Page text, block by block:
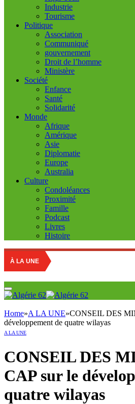
Industrie
Tourisme
Politique
Association
Communiqué
gouvernement
Droit de l’homme
Ministère
Société
Enfance
Santé
Solidarité
Monde
Afrique
Amérique
Asie
Diplomatie
Europe
Australia
Culture
Condoléances
Proximité
Famille
Podcast
Livres
Histoire
À LA UNE
Home»A LA UNE»CONSEIL DES
développement de quatre wilayas
A LA UNE
CONSEIL DES
CAP sur le
quatre wilayas